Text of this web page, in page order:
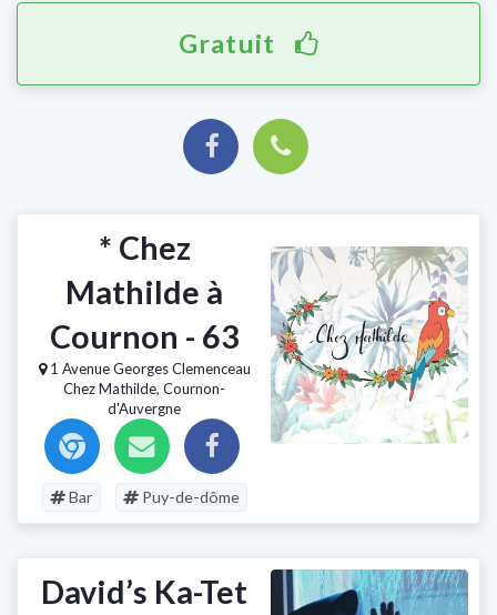
Gratuit
* Chez
Mathilde à
Cournon - 63
1 Avenue Georges Clemenceau
Chez Mathilde, Cournon-
d'Auvergne
Bar Puy-de-dôme
David’s Ka-Tet